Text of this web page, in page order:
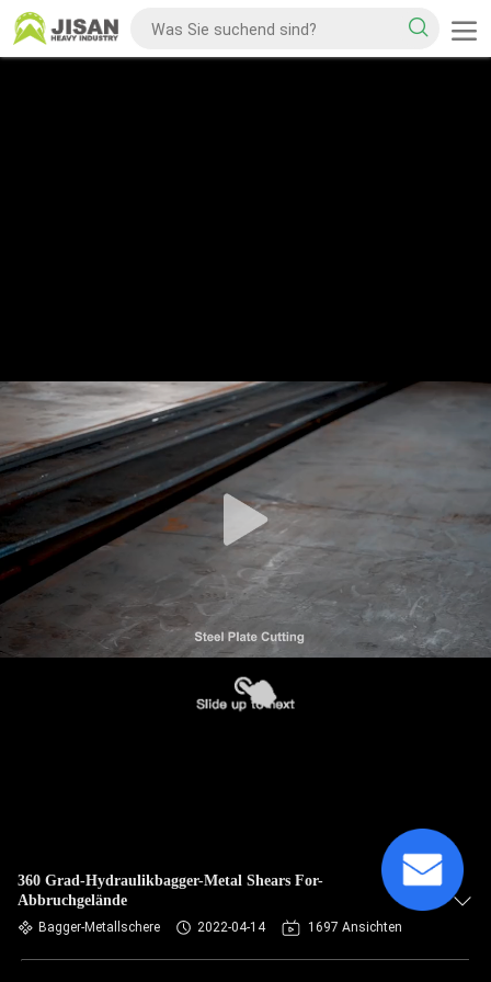
360 Grad-Hydraulikbagger-Metal Shears For-
Abbruchgelände
Bagger-Metallschere 2022-04-14 1697 Ansichten